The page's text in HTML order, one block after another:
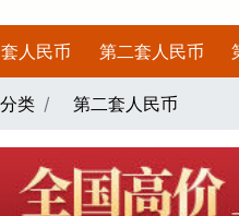
人民币 第二套人民币
类 第二套人民币